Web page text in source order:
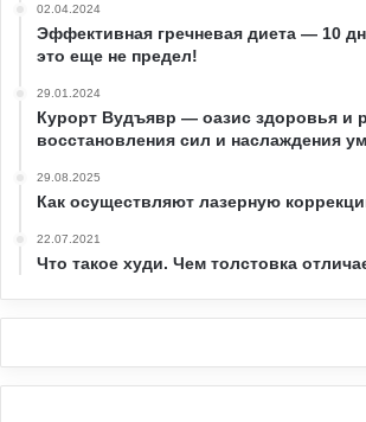
02.04.2024
Эффективная гречневая диета — 10
это еще не предел!
29.01.2024
Курорт Вудъявр — оазис здоровья и
восстановления сил и наслаждения
29.08.2025
Как осуществляют лазерную
22.07.2021
Что такое худи. Чем толстовка